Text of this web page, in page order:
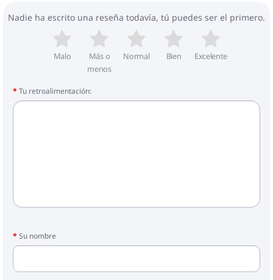
Nadie ha escrito una reseña todavía, tú puedes ser el primero.
Malo
Más o
menos
Normal Bien Excelente
Tu retroalimentación:
Su nombre